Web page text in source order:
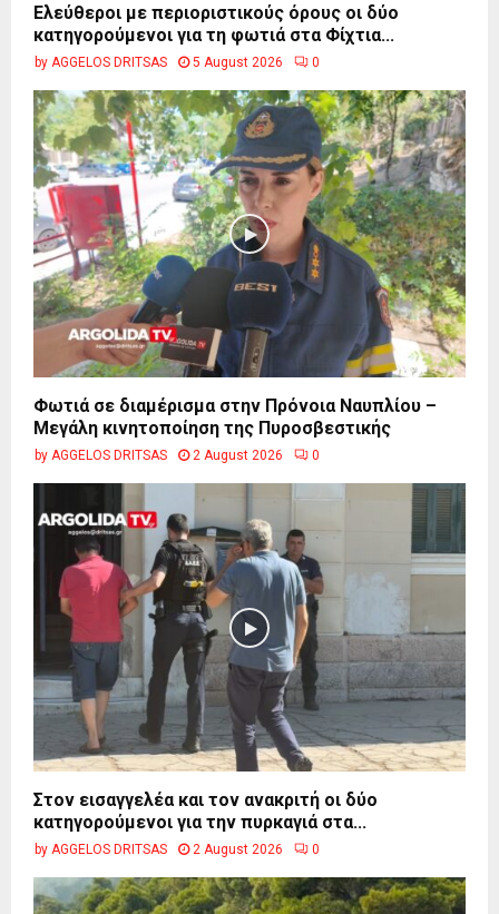
Ελεύθεροι με περιοριστικούς όρους οι δύο
κατηγορούμενοι για τη φωτιά στα Φίχτια...
by AGGELOS DRITSAS 5 August 2026 0
Φωτιά σε διαμέρισμα στην Πρόνοια Ναυπλίου –
Μεγάλη κινητοποίηση της Πυροσβεστικής
by AGGELOS DRITSAS 2 August 2026 0
Στον εισαγγελέα και τον ανακριτή οι δύο
κατηγορούμενοι για την πυρκαγιά στα...
by AGGELOS DRITSAS 2 August 2026 0